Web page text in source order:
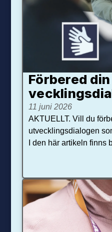
Förbered
11 juni 2026
AKTUELLT. Vill du
utvecklingsdialogen
I den här artikeln finns